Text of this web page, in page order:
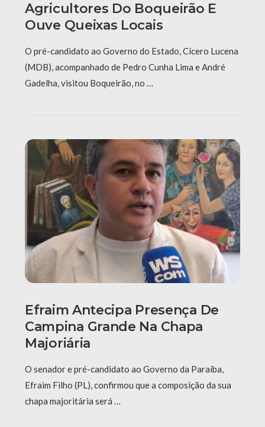
Agricultores Do Boqueirão E
Ouve Queixas Locais
O pré-candidato ao Governo do Estado, Cícero Lucena
(MDB), acompanhado de Pedro Cunha Lima e André
Gadelha, visitou Boqueirão, no …
Efraim Antecipa Presença De
Campina Grande Na Chapa
Majoriária
O senador e pré-candidato ao Governo da Paraíba,
Efraim Filho (PL), confirmou que a composição da sua
chapa majoritária será …